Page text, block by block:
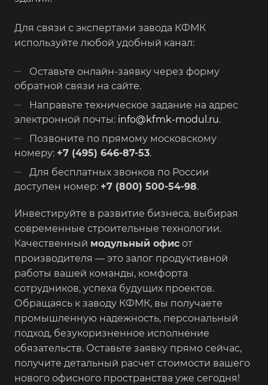
Для связи с экспертами завода КФМК
используйте любой удобный канал:
Оставьте онлайн-заявку через форму
обратной связи на сайте.
Направьте техническое задание на адрес
электронной почты: info@kfmk-modul.ru.
Позвоните по прямому московскому
номеру: +7 (495) 646-87-53.
Для бесплатных звонков по России
доступен номер: +7 (800) 500-54-98.
Инвестируйте в развитие бизнеса, выбирая
современные строительные технологии.
Качественный модульный офис от
производителя — это залог продуктивной
работы вашей команды, комфорта
сотрудников, успеха будущих проектов.
Обращаясь к заводу КФМК, вы получаете
промышленную надежность, персональный
подход, безукоризненное исполнение
обязательств. Оставьте заявку прямо сейчас,
получите детальный расчет стоимости вашего
нового офисного пространства уже сегодня!